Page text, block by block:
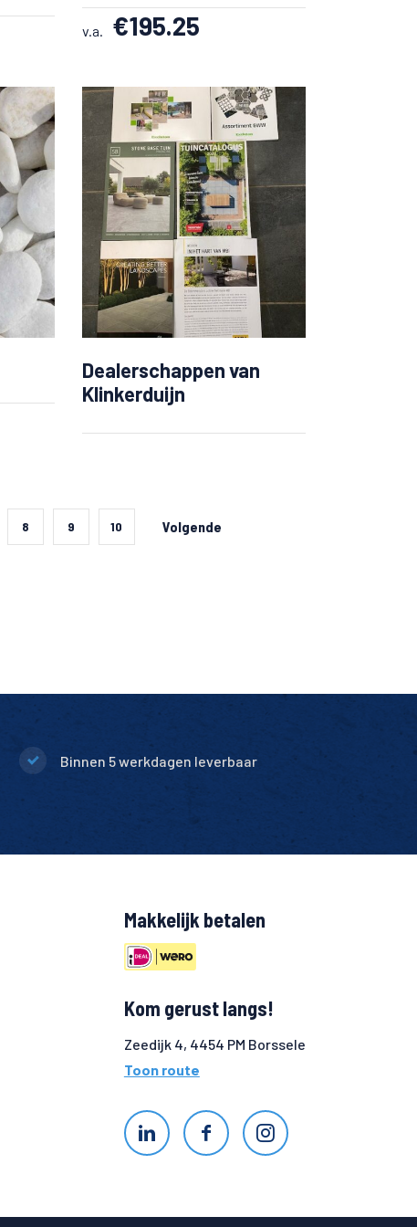
v.a. €195.25
Dealerschappen van
Klinkerduijn
8 9 10 Volgende
Binnen 5 werkdagen leverbaar
Makkelijk betalen
Kom gerust langs!
Zeedijk 4, 4454 PM Borssele
Toon route